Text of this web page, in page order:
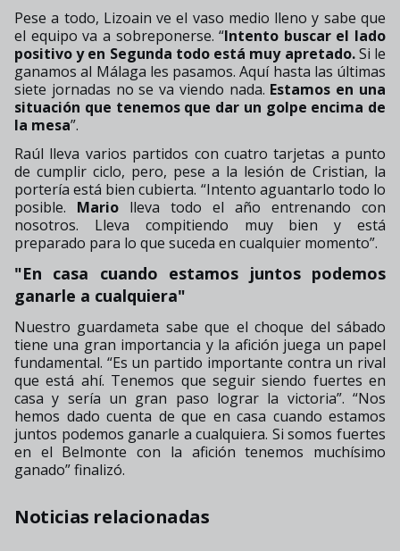
Pese a todo, Lizoain ve el vaso medio lleno y sabe que
el equipo va a sobreponerse. “Intento buscar el lado
positivo y en Segunda todo está muy apretado.Si le
ganamos al Málaga les pasamos. Aquí hasta las últimas
siete jornadas no se va viendo nada. Estamos en una
situación que tenemos que dar un golpe encima de
la mesa”.
Raúl lleva varios partidos con cuatro tarjetas a punto
de cumplir ciclo, pero, pese a la lesión de Cristian, la
portería está bien cubierta. “Intento aguantarlo todo lo
posible. Mario lleva todo el año entrenando con
nosotros. Lleva compitiendo muy bien y está
preparado para lo que suceda en cualquier momento”.
"En casa cuando estamos juntos podemos
ganarle a cualquiera"
Nuestro guardameta sabe que el choque del sábado
tiene una gran importancia y la afición juega un papel
fundamental. “Es un partido importante contra un rival
que está ahí. Tenemos que seguir siendo fuertes en
casa y sería un gran paso lograr la victoria”. “Nos
hemos dado cuenta de que en casa cuando estamos
juntos podemos ganarle a cualquiera. Si somos fuertes
en el Belmonte con la afición tenemos muchísimo
ganado” finalizó.
Noticias relacionadas